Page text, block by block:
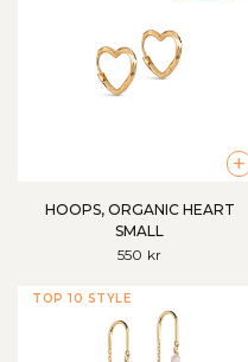
+
HOOPS, ORGANIC HEART
SMALL
550 kr
TOP 10 STYLE